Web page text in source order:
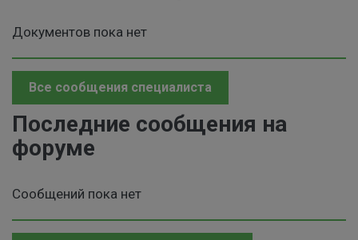
Документов пока нет
Все сообщения специалиста
Последние сообщения на
форуме
Сообщений пока нет